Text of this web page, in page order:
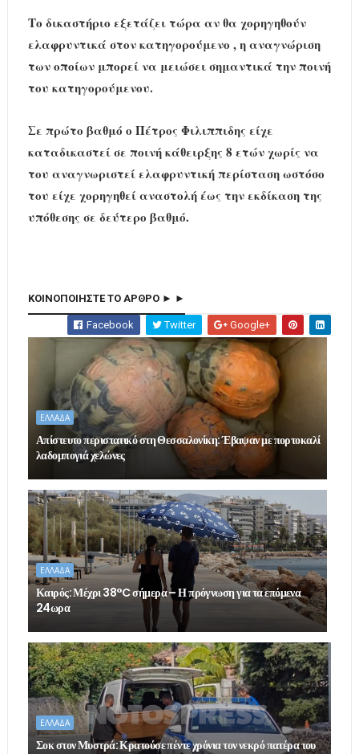
Το δικαστήριο εξετάζει τώρα αν θα χορηγηθούν
ελαφρυντικά στον κατηγορούμενο , η αναγνώριση
των οποίων μπορεί να μειώσει σημαντικά την ποινή
του κατηγορούμενου.
Σε πρώτο βαθμό ο Πέτρος Φιλιππιδης είχε
καταδικαστεί σε ποινή κάθειρξης 8 ετών χωρίς να
του αναγνωριστεί ελαφρυντική περίσταση ωστόσο
του είχε χορηγηθεί αναστολή έως την εκδίκαση της
υπόθεσης σε δεύτερο βαθμό.
ΚΟΙΝΟΠΟΙΗΣΤΕ ΤΟ ΑΡΘΡΟ ► ►
Facebook Twitter Google+
ΕΛΛΑΔΑ
Απίστευτο περιστατικό στη Θεσσαλονίκη: Έβαψαν με πορτοκαλί
λαδομπογιά χελώνες
ΕΛΛΑΔΑ
Καιρός: Μέχρι 38°C σήμερα – Η πρόγνωση για τα επόμενα
24ωρα
ΕΛΛΑΔΑ
Σοκ στον Μυστρά: Κρατούσε πέντε χρόνια τον νεκρό πατέρα του